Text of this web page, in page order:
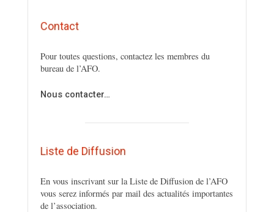
Contact
Pour toutes questions, contactez les membres du
bureau de l’AFO.
Nous contacter…
Liste de Diffusion
En vous inscrivant sur la Liste de Diffusion de l’AFO
vous serez informés par mail des actualités importantes
de l’association.